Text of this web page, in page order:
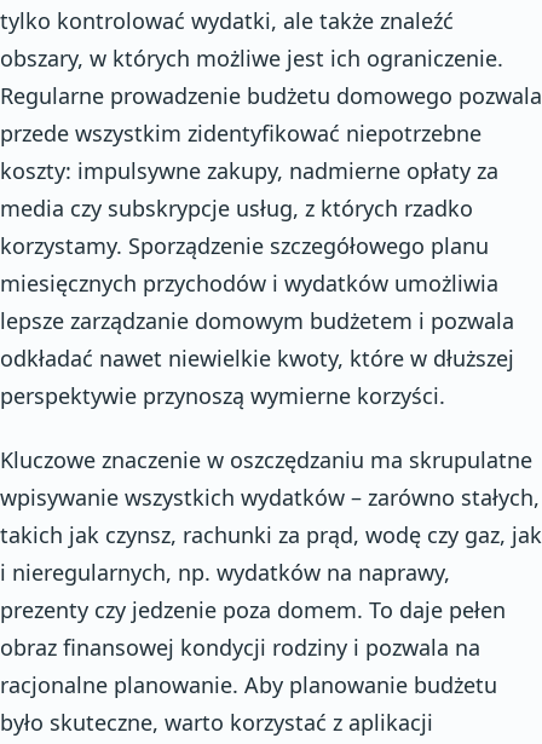
tylko kontrolować wydatki, ale także znaleźć
obszary, w których możliwe jest ich ograniczenie.
Regularne prowadzenie budżetu domowego pozwala
przede wszystkim zidentyfikować niepotrzebne
koszty: impulsywne zakupy, nadmierne opłaty za
media czy subskrypcje usług, z których rzadko
korzystamy. Sporządzenie szczegółowego planu
miesięcznych przychodów i wydatków umożliwia
lepsze zarządzanie domowym budżetem i pozwala
odkładać nawet niewielkie kwoty, które w dłuższej
perspektywie przynoszą wymierne korzyści.
Kluczowe znaczenie w oszczędzaniu ma skrupulatne
wpisywanie wszystkich wydatków – zarówno stałych,
takich jak czynsz, rachunki za prąd, wodę czy gaz, jak
i nieregularnych, np. wydatków na naprawy,
prezenty czy jedzenie poza domem. To daje pełen
obraz finansowej kondycji rodziny i pozwala na
racjonalne planowanie. Aby planowanie budżetu
było skuteczne, warto korzystać z aplikacji